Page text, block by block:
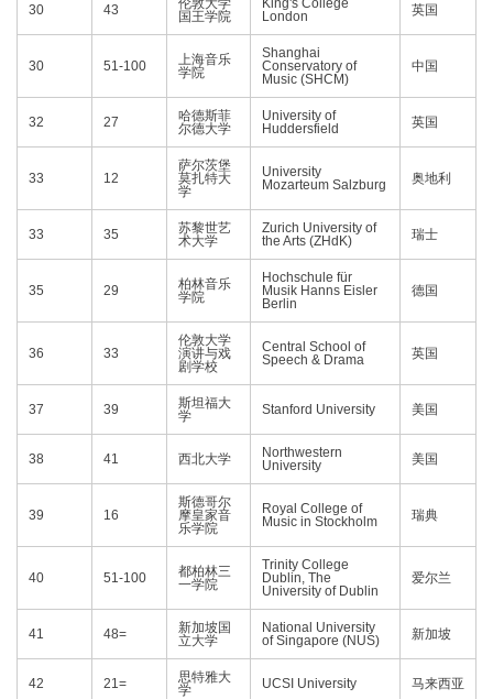
30 43
伦敦大学
国王学院
King's College
London
英国
30 51-100
上海音乐
学院
Shanghai
Conservatory of
Music (SHCM)
中国
32 27
哈德斯菲
尔德大学
University of
Huddersfield
英国
33 12
萨尔茨堡
莫扎特大
学
University
Mozarteum Salzburg
奥地利
33 35
苏黎世艺
术大学
Zurich University of
the Arts (ZHdK)
瑞士
35 29
柏林音乐
学院
Hochschule für
Musik Hanns Eisler
Berlin
德国
36 33
伦敦大学
演讲与戏
剧学校
Central School of
Speech & Drama
英国
37 39
斯坦福大
学
Stanford University 美国
38 41 西北大学
Northwestern
University
美国
39 16
斯德哥尔
摩皇家音
乐学院
Royal College of
Music in Stockholm
瑞典
40 51-100
都柏林三
一学院
Trinity College
Dublin, The
University of Dublin
爱尔兰
41 48=
新加坡国
立大学
National University
of Singapore (NUS)
新加坡
42 21=
思特雅大
学
UCSI University 马来西亚